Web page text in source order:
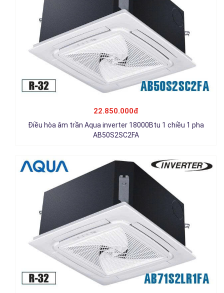
22.850.000đ
Điều hòa âm trần Aqua inverter 18000Btu 1 chiều 1 pha
AB50S2SC2FA
Điều hòa âm trần Aqua inverter 24000Btu 1 chiều 1 pha
Chi tiết
Điều hòa âm trần Aqua inverter 30000Btu 1 chiều 1 pha